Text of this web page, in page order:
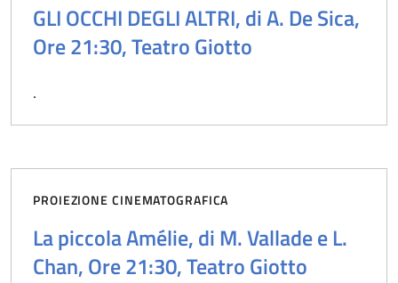
GLI OCCHI DEGLI ALTRI, di A. De Sica,
Ore 21:30, Teatro Giotto
.
PROIEZIONE CINEMATOGRAFICA
La piccola Amélie, di M. Vallade e L.
Chan, Ore 21:30, Teatro Giotto